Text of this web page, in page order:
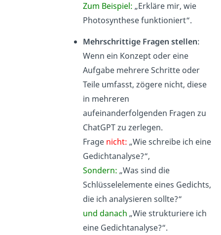
Zum Beispiel: „Erkläre mir, wie
Photosynthese funktioniert“.
Mehrschrittige Fragen stellen:
Wenn ein Konzept oder eine
Aufgabe mehrere Schritte oder
Teile umfasst, zögere nicht, diese
in mehreren
aufeinanderfolgenden Fragen zu
ChatGPT zu zerlegen.
Fragenicht: „Wie schreibe ich eine
Gedichtanalyse?“,
Sondern: „Was sind die
Schlüsselelemente eines Gedichts,
die ich analysieren sollte?“
und danach „Wie strukturiere ich
eine Gedichtanalyse?“.